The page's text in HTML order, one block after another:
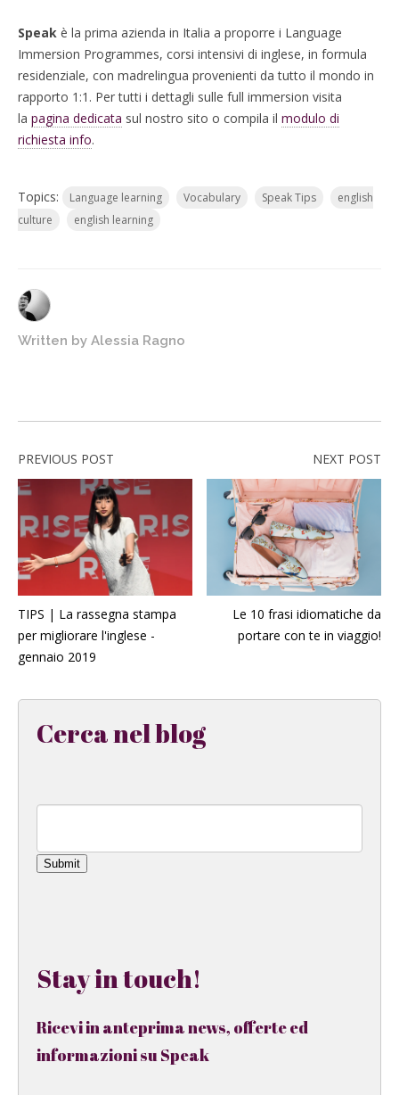
Speak è la prima azienda in Italia a proporre i Language
Immersion Programmes, corsi intensivi di inglese, in formula
residenziale, con madrelingua provenienti da tutto il mondo in
rapporto 1:1. Per tutti i dettagli sulle full immersion visita
la pagina dedicata sul nostro sito o compila il modulo di
richiesta info.
Topics: Language learning Vocabulary Speak Tips
english
culture
english learning
Written by Alessia Ragno
PREVIOUS POST
TIPS | La rassegna stampa
per migliorare l'inglese -
gennaio 2019
NEXT POST
Le 10 frasi idiomatiche da
portare con te in viaggio!
Cerca nel blog
Submit
Stay in touch!
Ricevi in anteprima news, offerte ed
informazioni su Speak